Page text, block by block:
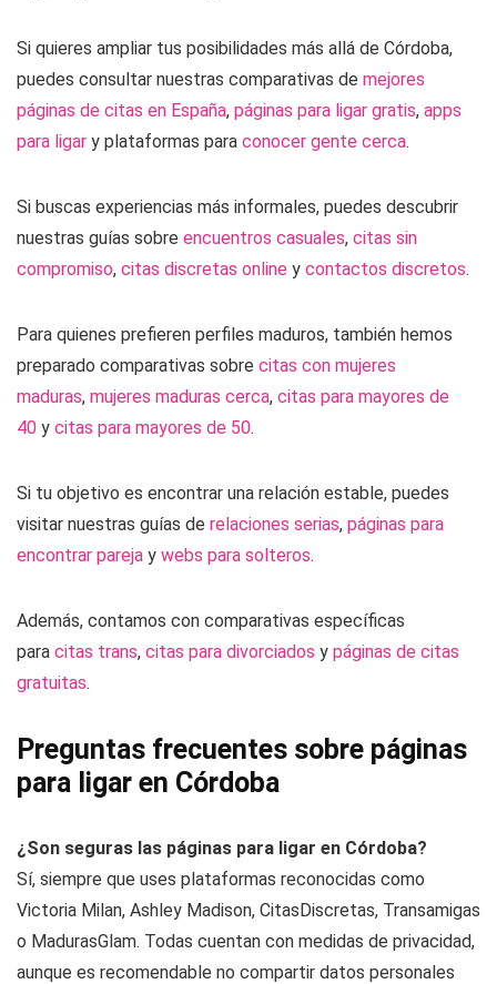
Si quieres ampliar tus posibilidades más allá de Córdoba,
puedes consultar nuestras comparativas de mejores
páginas de citas en España, páginas para ligar gratis, apps
para ligar y plataformas para conocer gente cerca.
Si buscas experiencias más informales, puedes descubrir
nuestras guías sobre encuentros casuales, citas sin
compromiso, citas discretas online y contactos discretos.
Para quienes prefieren perfiles maduros, también hemos
preparado comparativas sobre citas con mujeres
maduras, mujeres maduras cerca, citas para mayores de
40 y citas para mayores de 50.
Si tu objetivo es encontrar una relación estable, puedes
visitar nuestras guías de relaciones serias, páginas para
encontrar pareja y webs para solteros.
Además, contamos con comparativas específicas
para citas trans, citas para divorciados y páginas de citas
gratuitas.
Preguntas frecuentes sobre páginas
para ligar en Córdoba
¿Son seguras las páginas para ligar en Córdoba?
Sí, siempre que uses plataformas reconocidas como
Victoria Milan, Ashley Madison, CitasDiscretas, Transamigas
o MadurasGlam. Todas cuentan con medidas de privacidad,
aunque es recomendable no compartir datos personales